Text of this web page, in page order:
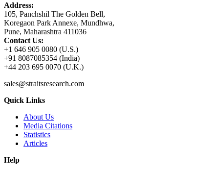
Address:
105, Panchshil The Golden Bell,
Koregaon Park Annexe, Mundhwa,
Pune, Maharashtra 411036
Contact Us:
+1 646 905 0080 (U.S.)
+91 8087085354 (India)
+44 203 695 0070 (U.K.)
sales@straitsresearch.com
Quick Links
About Us
Media Citations
Statistics
Articles
Help